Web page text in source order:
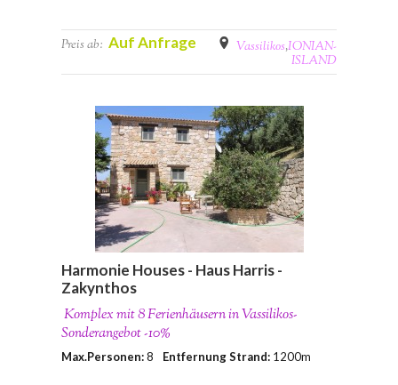
Preis ab: Auf Anfrage Vassilikos,IONIAN-
ISLAND
Harmonie Houses - Haus Harris -
Zakynthos
Komplex mit 8 Ferienhäusern in Vassilikos-
Sonderangebot -10%
Max.Personen:8 Entfernung Strand: 1200m